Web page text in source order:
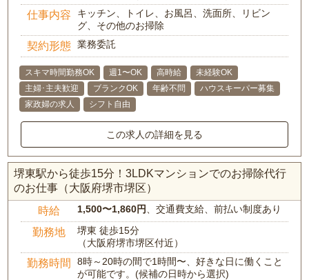
仕事内容
キッチン、トイレ、お風呂、洗面所、リビン
グ、その他のお掃除
契約形態 業務委託
スキマ時間勤務OK 週1〜OK 高時給
未経験OK
主婦･主夫歓迎
ブランクOK 年齢不問
ハウスキーパー募集
家政婦の求人
シフト自由
この求人の詳細を見る
堺東駅から徒歩15分！3LDKマンションでのお掃除代行
のお仕事（大阪府堺市堺区）
時給 1,500〜1,860円、交通費支給、前払い制度あり
勤務地
堺東 徒歩15分
（大阪府堺市堺区付近）
勤務時間
8時～20時の間で1時間〜、好きな日に働くこと
が可能です。(候補の日時から選択)